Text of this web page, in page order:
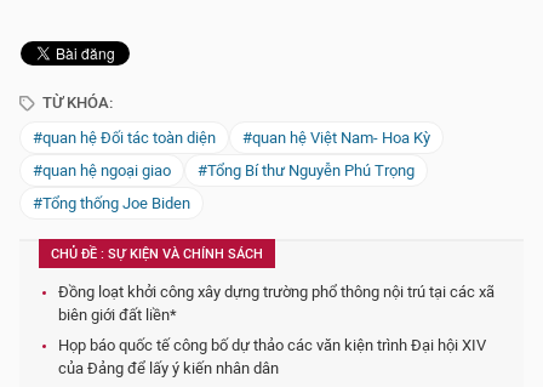
TỪ KHÓA:
#quan hệ Đối tác toàn diện
#quan hệ Việt Nam- Hoa Kỳ
#quan hệ ngoại giao
#Tổng Bí thư Nguyễn Phú Trọng
#Tổng thống Joe Biden
CHỦ ĐỀ : SỰ KIỆN VÀ CHÍNH SÁCH
Đồng loạt khởi công xây dựng trường phổ thông nội trú tại các xã
biên giới đất liền*
Họp báo quốc tế công bố dự thảo các văn kiện trình Đại hội XIV
của Đảng để lấy ý kiến nhân dân